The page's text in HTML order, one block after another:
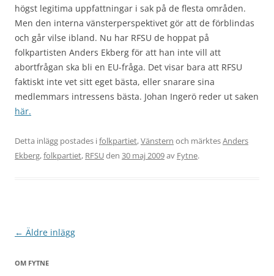
högst legitima uppfattningar i sak på de flesta områden.
Men den interna vänsterperspektivet gör att de förblindas
och går vilse ibland. Nu har RFSU de hoppat på
folkpartisten Anders Ekberg för att han inte vill att
abortfrågan ska bli en EU-fråga. Det visar bara att RFSU
faktiskt inte vet sitt eget bästa, eller snarare sina
medlemmars intressens bästa. Johan Ingerö reder ut saken
här.
Detta inlägg postades ifolkpartiet,Vänstern och märktesAnders
Ekberg,folkpartiet, RFSUden 30 maj 2009av Fytne.
Inläggsnavigering
← Äldre inlägg
OM FYTNE